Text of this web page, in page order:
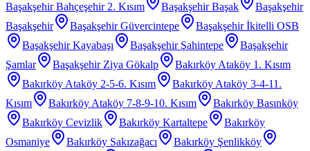
Başakşehir Bahçeşehir 2. Kısım
Başakşehir Başak
Başakşehir
Başakşehir
Başakşehir Güvercintepe
Başakşehir İkitelli OSB
Başakşehir Kayabaşı
Başakşehir Şahintepe
Başakşehir
Şamlar
Başakşehir Ziya Gökalp
Bakırköy Ataköy 1. Kısım
Bakırköy Ataköy 2-5-6. Kısım
Bakırköy Ataköy 3-4-11.
Kısım
Bakırköy Ataköy 7-8-9-10. Kısım
Bakırköy Basınköy
Bakırköy Cevizlik
Bakırköy Kartaltepe
Bakırköy
Osmaniye
Bakırköy Sakızağacı
Bakırköy Şenlikköy